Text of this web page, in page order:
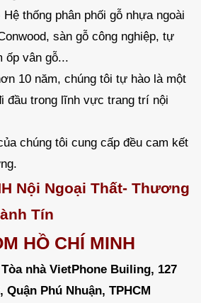
Hệ thống phân phối gỗ nhựa ngoài
sàn gỗ công nghiệp, tự
ốp vân gỗ...
10 năm, chúng tôi tự hào là một
đầu trong lĩnh vực trang trí nội
chúng tôi cung cấp đều cam kết
Nội Ngoại Thất- Thương
Tín
HỒ CHÍ MINH
nhà VietPhone Builing, 127
Quận Phú Nhuận, TPHCM